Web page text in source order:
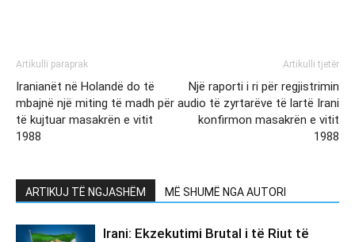
Artikulli paraprak
Iranianët në Holandë do të
mbajnë një miting të madh për
të kujtuar masakrën e vitit
1988
Artikulli tjetër
Një raporti i ri për regjistrimin
audio të zyrtarëve të lartë Irani
konfirmon masakrën e vitit
1988
ARTIKUJ TË NGJASHËM MË SHUMË NGA AUTORI
Irani: Ekzekutimi Brutal i të Riut të